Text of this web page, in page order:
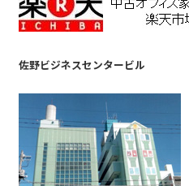
佐野ビジネスセンタービル